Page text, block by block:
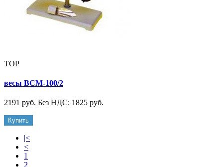
TOP
весы ВСМ-100/2
2191 руб. Без НДС: 1825 руб.
Купить
|<
<
1
2